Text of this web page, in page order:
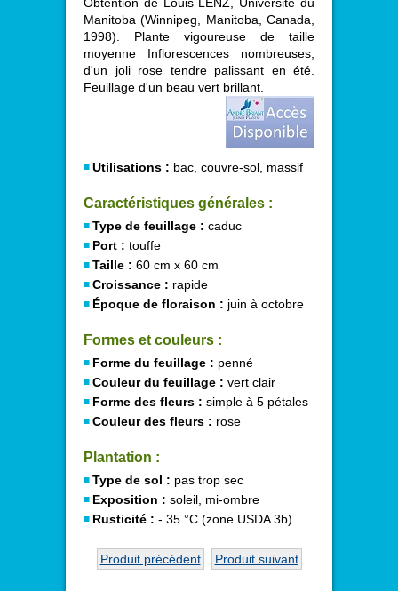
Obtention de Louis LENZ, Université du
Manitoba (Winnipeg, Manitoba, Canada,
1998). Plante vigoureuse de taille
moyenne Inflorescences nombreuses,
d'un joli rose tendre palissant en été.
Feuillage d'un beau vert brillant.
Utilisations : bac, couvre-sol, massif
Caractéristiques générales :
Type de feuillage : caduc
Port : touffe
Taille : 60 cm x 60 cm
Croissance : rapide
Époque de floraison : juin à octobre
Formes et couleurs :
Forme du feuillage : penné
Couleur du feuillage : vert clair
Forme des fleurs : simple à 5 pétales
Couleur des fleurs : rose
Plantation :
Type de sol : pas trop sec
Exposition : soleil, mi-ombre
Rusticité : - 35 °C (zone USDA 3b)
Produit précédent Produit suivant